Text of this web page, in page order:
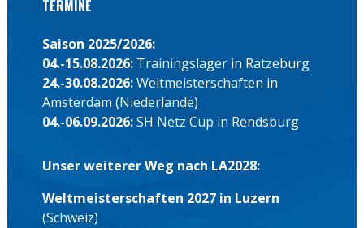
TERMINE
Saison 2025/2026:
04.-15.08.2026: Trainingslager in Ratzeburg
24.-30.08.2026:Weltmeisterschaften in
Amsterdam (Niederlande)
04.-06.09.2026:SH Netz Cup in Rendsburg
Unser weiterer Weg nach LA2028:
Weltmeisterschaften 2027 in Luzern
(Schweiz)